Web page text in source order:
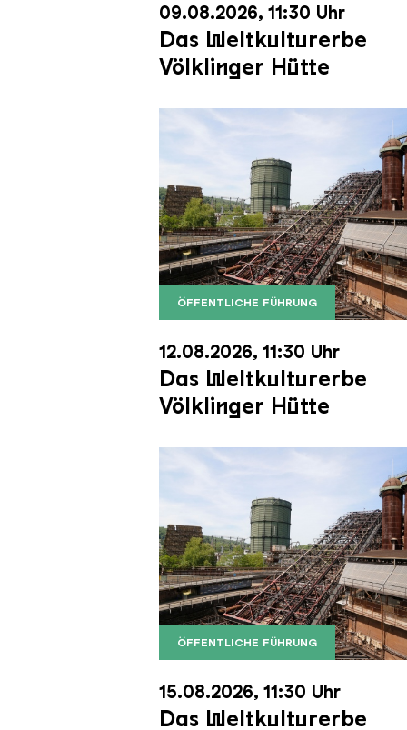
09.08.2026, 11:30 Uhr
Das Weltkulturerbe
Völklinger Hütte
ÖFFENTLICHE FÜHRUNG
Der Erzschrägaufzug der
Copyright: Weltkulturerbe
12.08.2026, 11:30 Uhr
Das Weltkulturerbe
Völklinger Hütte
ÖFFENTLICHE FÜHRUNG
Der Erzschrägaufzug der
Copyright: Weltkulturerbe
15.08.2026, 11:30 Uhr
Das Weltkulturerbe